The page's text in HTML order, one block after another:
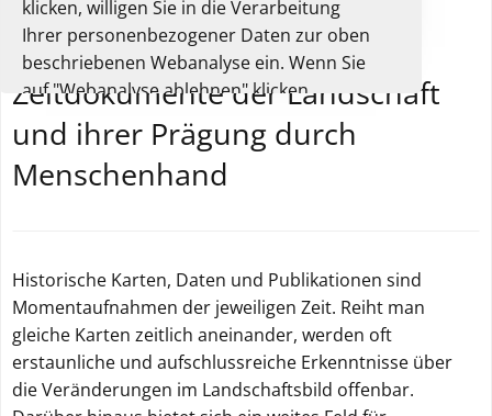
klicken, willigen Sie in die Verarbeitung
Ihrer personenbezogener Daten zur oben
beschriebenen Webanalyse ein. Wenn Sie
auf "Webanalyse ablehnen" klicken,
verarbeiten wir diese Daten nicht und Sie
können die Website trotzdem nutzen.
Sie können Ihre Einwilligung jederzeit in
finden Sie auch weitere Informationen zur
Webanalyse.
Unsere Datenschutzerklärung.
Zeitdokumente der Landschaft
und ihrer Prägung durch
Menschenhand
Historische Karten, Daten und Publikationen sind
Momentaufnahmen der jeweiligen Zeit. Reiht man
gleiche Karten zeitlich aneinander, werden oft
erstaunliche und aufschlussreiche Erkenntnisse über
die Veränderungen im Landschaftsbild offenbar.